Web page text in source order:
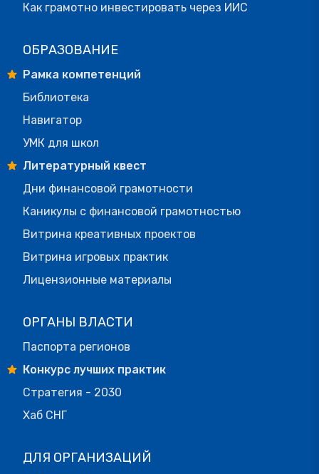
Как грамотно инвестировать через ИИС
ОБРАЗОВАНИЕ
Рамка компетенций
Библиотека
Навигатор
УМК для школ
Литературный квест
Дни финансовой грамотности
Каникулы с финансовой грамотностью
Витрина креативных проектов
Витрина игровых практик
Лицензионные материалы
ОРГАНЫ ВЛАСТИ
Паспорта регионов
Конкурс лучших практик
Стратегия - 2030
Хаб СНГ
ДЛЯ ОРГАНИЗАЦИЙ